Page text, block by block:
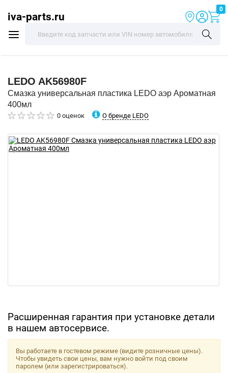
iva-parts.ru
0
LEDO AK56980F
Смазка универсальная пластика LEDO аэр Ароматная
400мл
0 оценок О бренде LEDO
Расширенная гарантия при установке детали
в нашем автосервисе.
Вы работаете в гостевом режиме (видите розничные цены).
Чтобы увидеть свои цены, вам нужно войти под своим
паролем (или зарегистрироваться).